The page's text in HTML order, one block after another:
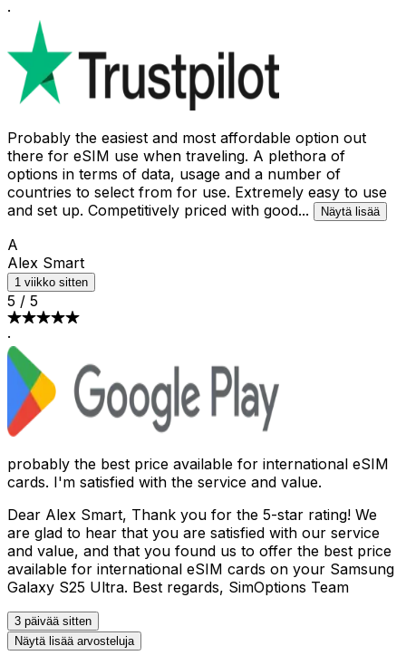
·
Probably the easiest and most affordable option out
there for eSIM use when traveling. A plethora of
options in terms of data, usage and a number of
countries to select from for use. Extremely easy to use
and set up. Competitively priced with good... Näytä lisää
A
Alex Smart
1 viikko sitten
5 / 5
·
probably the best price available for international eSIM
cards. I'm satisfied with the service and value.
Dear Alex Smart, Thank you for the 5-star rating! We
are glad to hear that you are satisfied with our service
and value, and that you found us to offer the best price
available for international eSIM cards on your Samsung
Galaxy S25 Ultra. Best regards, SimOptions Team
3 päivää sitten
Näytä lisää arvosteluja